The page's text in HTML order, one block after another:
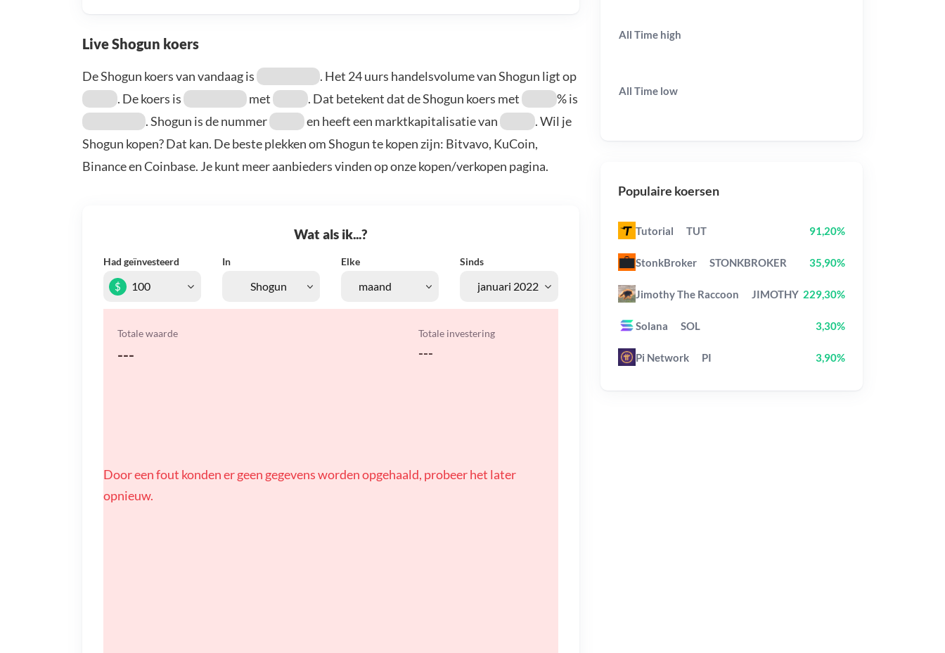
Live Shogun koers
De Shogun koers van vandaag is
. Het 24 uurs handelsvolume van Shogun ligt op
. De koers is
met . Dat betekent dat de Shogun koers met
% is
. Shogun is de nummer
en heeft een marktkapitalisatie van
. Wil je
Shogun kopen? Dat kan. De beste plekken om Shogun te kopen zijn: Bitvavo, KuCoin,
Binance en Coinbase. Je kunt meer aanbieders vinden op onze kopen/verkopen pagina.
Wat als ik...?
Had geïnvesteerd In Elke Sinds
$
Totale waarde
---
Totale investering
---
Door een fout konden er geen gegevens worden opgehaald, probeer het later
opnieuw.
All Time high
All Time low
Populaire koersen
Tutorial TUT 91,20%
StonkBroker STONKBROKER 35,90%
Jimothy The Raccoon JIMOTHY 229,30%
Solana SOL 3,30%
Pi Network PI 3,90%